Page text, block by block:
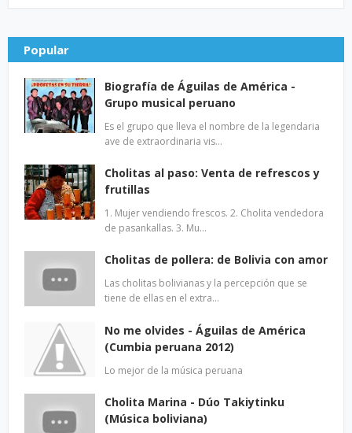
Popular
Biografía de Águilas de América -
Grupo musical peruano
Es el grupo que lleva el nombre de la legendaria
ave de extraordinaria vis…
Cholitas al paso: Venta de refrescos y
frutillas
1. Mujer vendiendo frescos. 2. Cholita vendedora
de pasankallas. 3. Mu…
Cholitas de pollera: de Bolivia con amor
Las cholitas bolivianas y la percepción que se
tiene de ellas en el extra…
No me olvides - Águilas de América
(Cumbia peruana 2012)
Lo mejor de la música peruana
Cholita Marina - Dúo Takiytinku
(Música boliviana)